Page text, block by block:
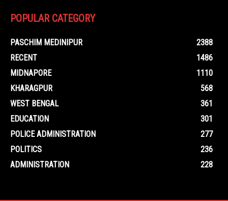
POPULAR CATEGORY
PASCHIM MEDINIPUR
2388
RECENT
1486
MIDNAPORE
1110
KHARAGPUR
568
WEST BENGAL
361
EDUCATION
301
POLICE ADMINISTRATION
277
POLITICS
236
ADMINISTRATION
228